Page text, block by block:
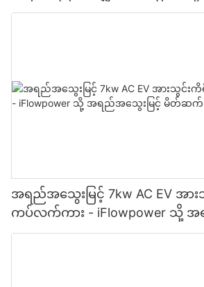
ထုတ်လုပ်သူ | iFlowPower2
အရည်အသွေးမြင့် 7kw AC EV အာ
ကပ်လက်ကား - iFlowpower သို့ အ
မိတ်ဆက်